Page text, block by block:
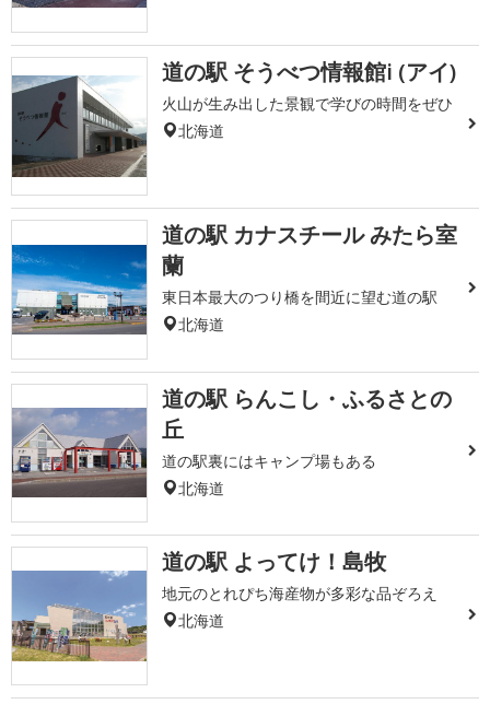
道の駅 そうべつ情報館i (アイ)
火山が生み出した景観で学びの時間をぜひ
北海道
道の駅 カナスチール みたら室
蘭
東日本最大のつり橋を間近に望む道の駅
北海道
道の駅 らんこし・ふるさとの
丘
道の駅裏にはキャンプ場もある
北海道
道の駅 よってけ！島牧
地元のとれぴち海産物が多彩な品ぞろえ
北海道